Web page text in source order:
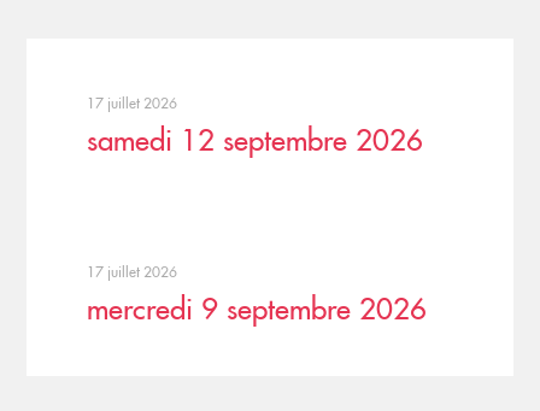
17 juillet 2026
samedi 12 septembre 2026
17 juillet 2026
mercredi 9 septembre 2026